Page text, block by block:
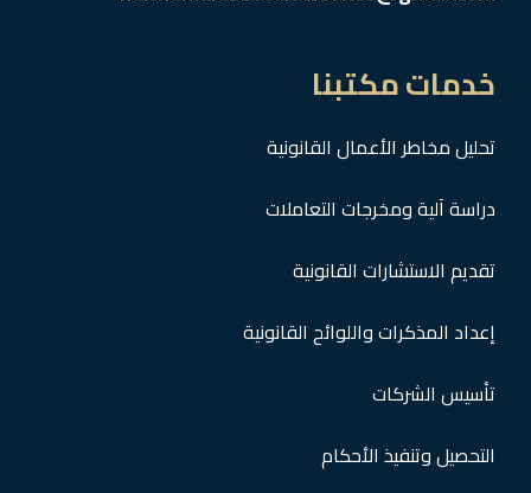
خدمات مكتبنا
تحليل مخاطر الأعمال القانونية
دراسة آلية ومخرجات التعاملات
تقديم الاستشارات القانونية
إعداد المذكرات واللوائح القانونية
تأسيس الشركات
التحصيل وتنفيذ الأحكام